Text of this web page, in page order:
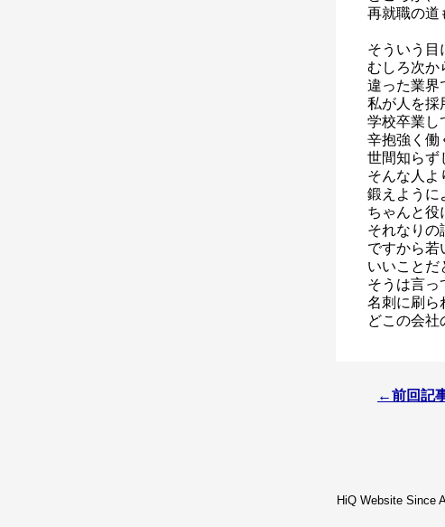
再就職の道
そういう目
むしろ次か
違った業界
私が人を採
学校卒業し
辛抱強く働
世間知らず
そんな人よ
鍛えように
ちゃんと役
それなりの
ですから若
いいことだ
そうは言っ
名刺に刷ら
どこの会社
←前回記
HiQ Website Since